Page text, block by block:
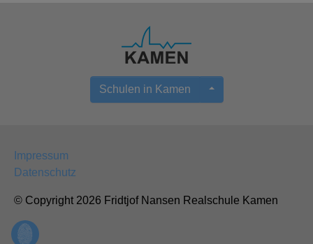
Schulen in Kamen
Impressum
Datenschutz
© Copyright 2026 Fridtjof Nansen Realschule Kamen